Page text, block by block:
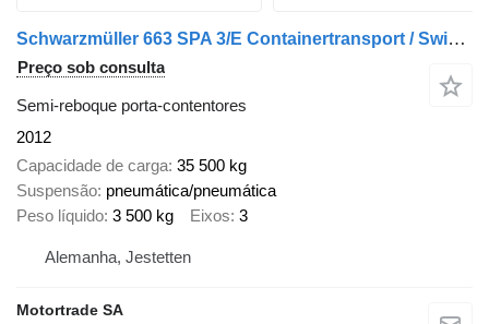
Schwarzmüller 663 SPA 3/E Containertransport / Swiss-Vehicle
Preço sob consulta
Semi-reboque porta-contentores
2012
Capacidade de carga 35 500 kg
Suspensão pneumática/pneumática
Peso líquido 3 500 kg Eixos 3
Alemanha, Jestetten
Motortrade SA